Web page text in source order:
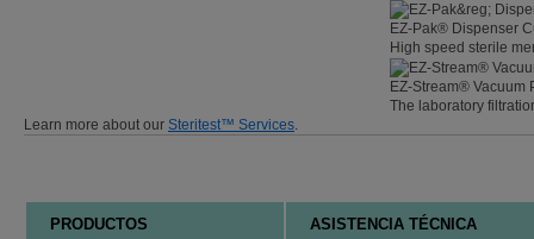
EZ-Pak® Dispenser
High speed sterile
EZ-Stream® Vacuum
The laboratory
Learn more about our Steritest™ Services.
PRODUCTOS ASISTENCIA TÉCNICA